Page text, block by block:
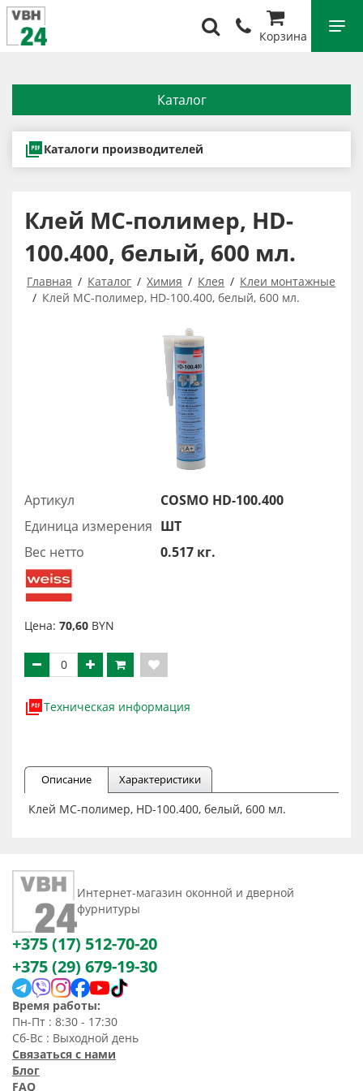
Корзина
Каталог
Каталоги производителей
Клей МС-полимер, HD-
100.400, белый, 600 мл.
Главная Каталог Химия Клея
Клеи монтажные
Клей МС-полимер, HD-100.400, белый, 600 мл.
Артикул
COSMO HD-100.400
Единица измерения ШТ
Вес нетто
0.517 кг.
Цена: 70,60 BYN
Техническая информация
Описание Характеристики
Клей МС-полимер, HD-100.400, белый, 600 мл.
Интернет-магазин оконной и дверной
фурнитуры
+375 (17) 512-70-20
+375 (29) 679-19-30
Время работы:
Пн-Пт : 8:30 - 17:30
Сб-Вс : Выходной день
Связаться с нами
Блог
FAQ